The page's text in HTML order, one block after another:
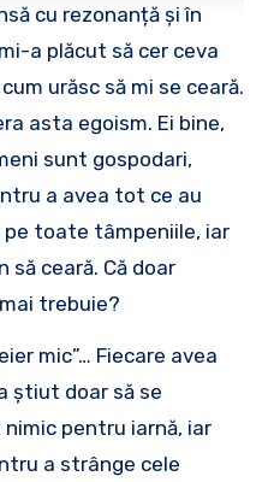
cu rezonanță și în
a plăcut să cer ceva
urăsc să mi se ceară.
asta egoism. Ei bine,
sunt gospodari,
a avea tot ce au
pe toate tâmpeniile, iar
să ceară. Că doar
trebuie?
mic”… Fiecare avea
știut doar să se
pentru iarnă, iar
a strânge cele